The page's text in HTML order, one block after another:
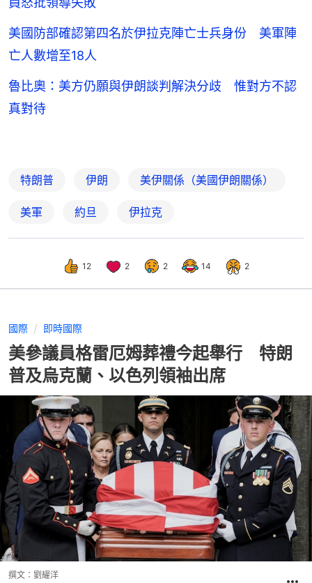
美國防部確認第四名於伊拉克陣亡士兵身份 美軍陣
亡人數增至18人
魯比奧：美方仍願與伊朗談判解決分歧 惟對方不認
真對待
特朗普 伊朗 美伊關係（美國伊朗關係）
美軍 約旦 伊拉克
12 2 2 14 2
國際 即時國際
美參議員格雷厄姆葬禮今起舉行 特朗
普及烏克蘭、以色列領袖出席
撰文： 劉耀洋